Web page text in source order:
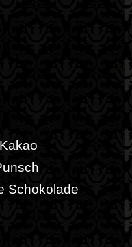
Schokolade